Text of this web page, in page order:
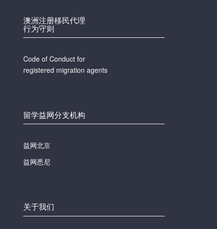
澳洲注册移民代理
行为守则
Code of Conduct for
registered migration agents
留学益网分支机构
益网北京
益网悉尼
关于我们